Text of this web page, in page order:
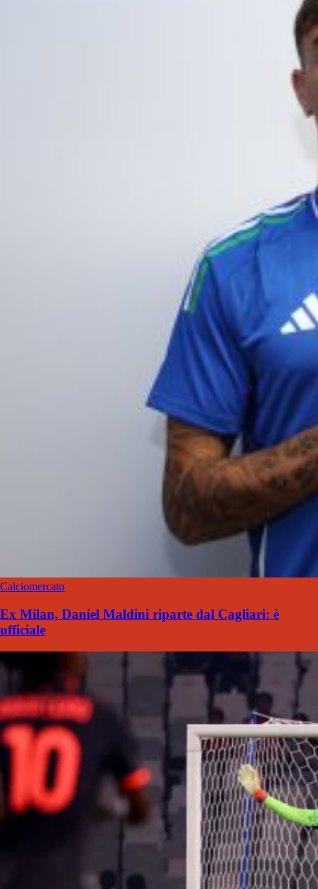
Calciomercato
Ex Milan, Daniel Maldini riparte dal Cagliari: è
ufficiale